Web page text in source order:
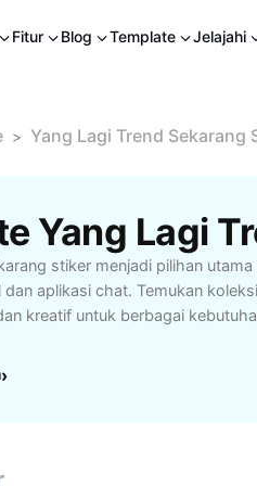
Fitur Blog Template Jelajahi
> Yang Lagi Trend Sekarang
stiker menjadi pilihan
aplikasi chat. Temukan
kreatif untuk berbagai
digandrungi anak muda,
kartun, kata-kata keren, hingga
›